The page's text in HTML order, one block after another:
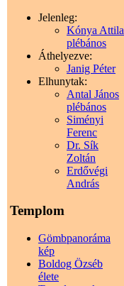
Jelenleg:
Kónya Attila
plébános
Áthelyezve:
Janig Péter
Elhunytak:
Antal János
plébános
Siményi
Ferenc
Dr. Sík
Zoltán
Erdővégi
András
Templom
Gömbpanoráma
kép
Boldog Özséb
élete